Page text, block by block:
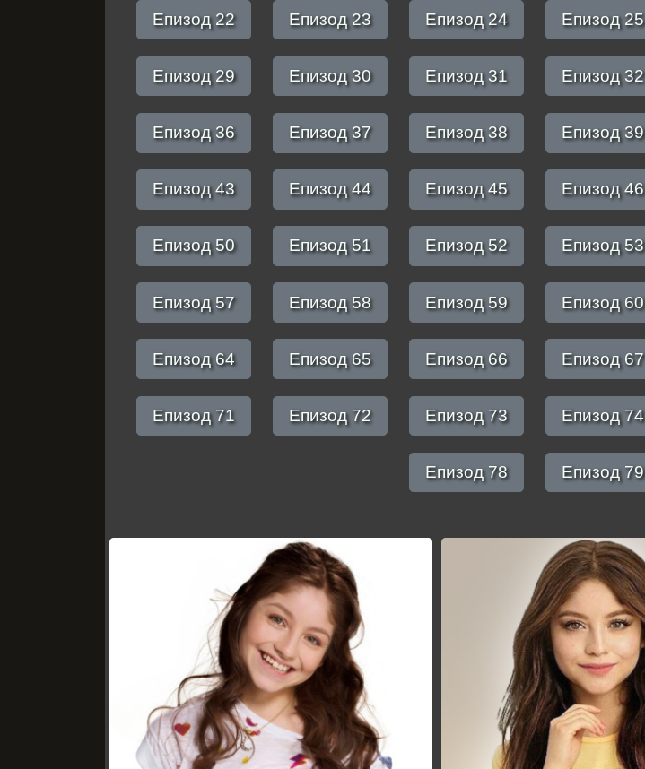
Епизод 22 Епизод 23 Епизод 24 Епизод 25
Епизод 29 Епизод 30 Епизод 31 Епизод 32
Епизод 36 Епизод 37 Епизод 38 Епизод 39
Епизод 43 Епизод 44 Епизод 45 Епизод 46
Епизод 50 Епизод 51 Епизод 52 Епизод 53
Епизод 57 Епизод 58 Епизод 59 Епизод 60
Епизод 64 Епизод 65 Епизод 66 Епизод 67
Епизод 71 Епизод 72 Епизод 73 Епизод 74
Епизод 78 Епизод 79